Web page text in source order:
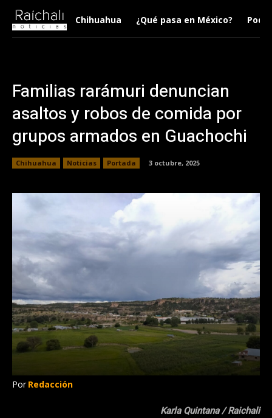
Chihuahua ¿Qué pasa en México?
Familias rarámuri denuncian
asaltos y robos de comida por
grupos armados en Guachochi
Chihuahua Noticias Portada 3 octubre, 2025
Por Redacción
Karla Quintana / Raichali